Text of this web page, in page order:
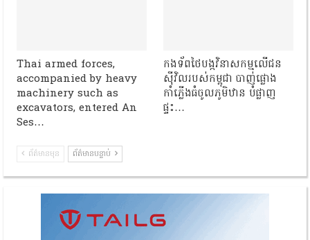
Thai armed forces,
accompanied by heavy
machinery such as
excavators, entered An
Ses…
កងទ័ពថៃបង្កវិនាសកម្មលើជន
ស៊ីវិលរបស់កម្ពុជា បាញ់ផ្លោង
កាំភ្លើងធំចូលភូមិឋាន បំផ្លាញ
ផ្ទះ…
ព័ត៌មានមុន ព័ត៌មានបន្ទាប់